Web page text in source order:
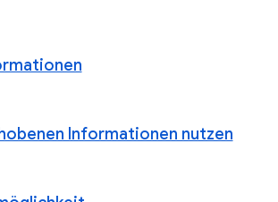
Informationen nutzen